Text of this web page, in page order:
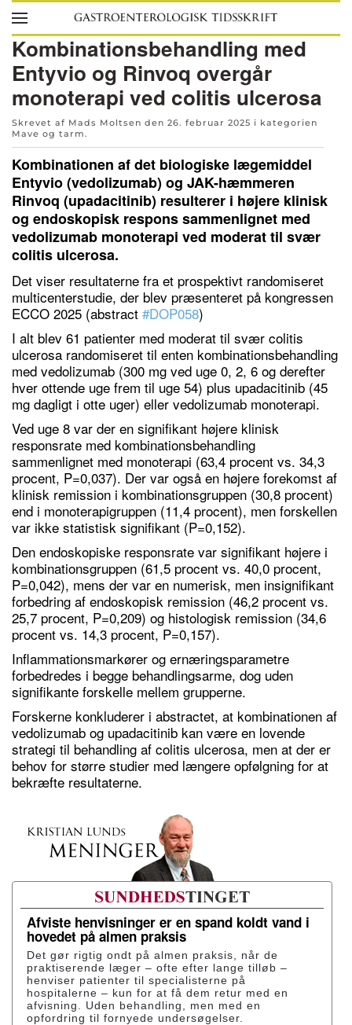
Skip to main content
Kombinationsbehandling med
Entyvio og Rinvoq overgår
monoterapi ved colitis ulcerosa
Skrevet af Mads Moltsen den 26. februar 2025 i kategorien
Mave og tarm.
Kombinationen af det biologiske lægemiddel
Entyvio (vedolizumab) og JAK-hæmmeren
Rinvoq (upadacitinib) resulterer i højere klinisk
og endoskopisk respons sammenlignet med
vedolizumab monoterapi ved moderat til svær
colitis ulcerosa.
Det viser resultaterne fra et prospektivt randomiseret
multicenterstudie, der blev præsenteret på kongressen
ECCO 2025 (abstract #DOP058)
I alt blev 61 patienter med moderat til svær colitis
ulcerosa randomiseret til enten kombinationsbehandling
med vedolizumab (300 mg ved uge 0, 2, 6 og derefter
hver ottende uge frem til uge 54) plus upadacitinib (45
mg dagligt i otte uger) eller vedolizumab monoterapi.
Ved uge 8 var der en signifikant højere klinisk
responsrate med kombinationsbehandling
sammenlignet med monoterapi (63,4 procent vs. 34,3
procent, P=0,037). Der var også en højere forekomst af
klinisk remission i kombinationsgruppen (30,8 procent)
end i monoterapigruppen (11,4 procent), men forskellen
var ikke statistisk signifikant (P=0,152).
Den endoskopiske responsrate var signifikant højere i
kombinationsgruppen (61,5 procent vs. 40,0 procent,
P=0,042), mens der var en numerisk, men insignifikant
forbedring af endoskopisk remission (46,2 procent vs.
25,7 procent, P=0,209) og histologisk remission (34,6
procent vs. 14,3 procent, P=0,157).
Inflammationsmarkører og ernæringsparametre
forbedredes i begge behandlingsarme, dog uden
signifikante forskelle mellem grupperne.
Forskerne konkluderer i abstractet, at kombinationen af
vedolizumab og upadacitinib kan være en lovende
strategi til behandling af colitis ulcerosa, men at der er
behov for større studier med længere opfølgning for at
bekræfte resultaterne.
Afviste henvisninger er en spand koldt vand i
hovedet på almen praksis
Det gør rigtig ondt på almen praksis, når de
praktiserende læger – ofte efter lange tilløb –
henviser patienter til specialisterne på
hospitalerne – kun for at få dem retur med en
afvisning. Uden behandling, men med en
opfordring til fornyede undersøgelser.